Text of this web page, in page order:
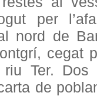
per
nord de
cegat
riu Ter.
de